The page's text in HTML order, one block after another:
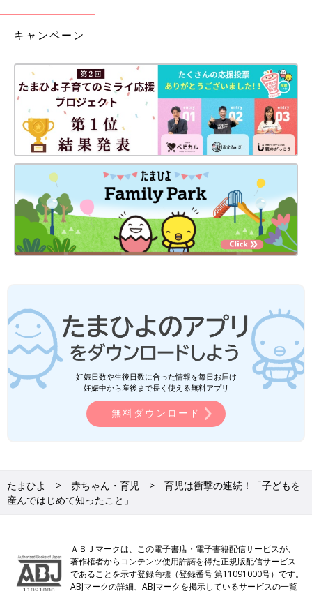
キャンペーン
妊娠日数や生後日数に合った情報を毎日お届け
妊娠中から産後まで長く使える無料アプリ
無料ダウンロード
たまひよ 赤ちゃん・育児
育児は衝撃の連続！「子どもを
産んではじめて知ったこと」
ＡＢＪマークは、この電子書店・電子書籍配信サービスが、
著作権者からコンテンツ使用許諾を得た正規版配信サービス
であることを示す登録商標（登録番号 第11091000号）です。
ABJマークの詳細、ABJマークを掲示しているサービスの一覧